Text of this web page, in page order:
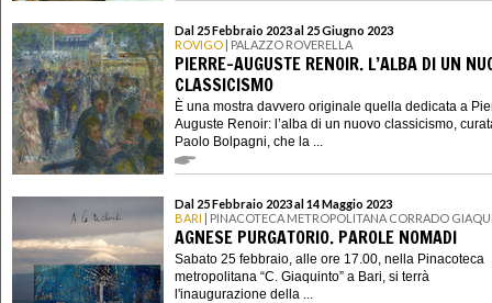
Dal 25 Febbraio 2023 al 25 Giugno 2023
ROVIGO | PALAZZO ROVERELLA
PIERRE-AUGUSTE RENOIR. L’ALBA DI UN
CLASSICISMO
È una mostra davvero originale quella dedicata a
Auguste Renoir: l’alba di un nuovo classicismo,
Paolo Bolpagni, che la ...
Dal 25 Febbraio 2023 al 14 Maggio 2023
BARI | PINACOTECA METROPOLITANA CORRADO
AGNESE PURGATORIO. PAROLE NOMADI
Sabato 25 febbraio, alle ore 17.00, nella Pinacoteca
metropolitana “C. Giaquinto” a Bari, si terrà
l'inaugurazione della ...